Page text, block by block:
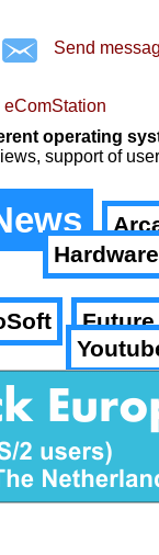
Send
eComStation
operating
support of
Hardware
Future